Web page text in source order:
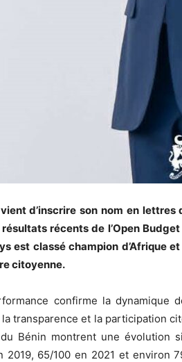
d’inscrire son nom en
récents de l’Open
est classé champion d’Afrique
citoyenne.
confirme la dynamique
transparence et la participation
Bénin montrent une évolution
2019, 65/100 en 2021 et environ